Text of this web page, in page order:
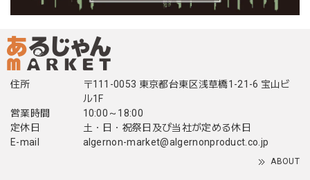
住所
〒111-0053 東京都台東区浅草橋1-21-6 宝山ビ
ル1F
営業時間
10:00～18:00
定休日
土・日・祝祭日及び当社が定める休日
E-mail
algernon-market@algernonproduct.co.jp
ABOUT